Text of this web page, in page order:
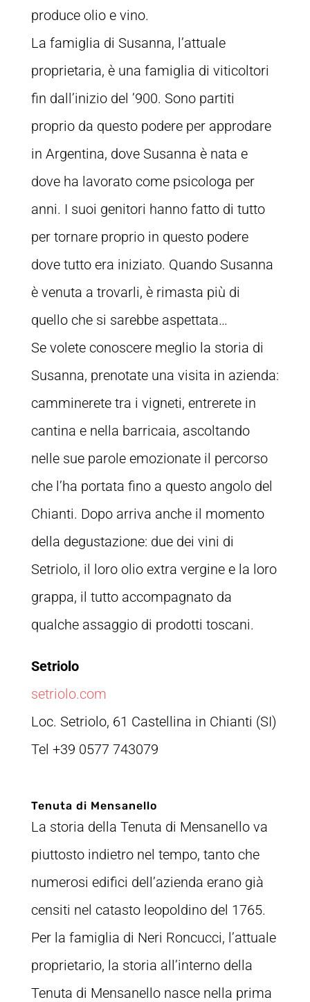
produce olio e vino.
La famiglia di Susanna, l’attuale
proprietaria, è una famiglia di viticoltori
fin dall’inizio del ’900. Sono partiti
proprio da questo podere per approdare
in Argentina, dove Susanna è nata e
dove ha lavorato come psicologa per
anni. I suoi genitori hanno fatto di tutto
per tornare proprio in questo podere
dove tutto era iniziato. Quando Susanna
è venuta a trovarli, è rimasta più di
quello che si sarebbe aspettata…
Se volete conoscere meglio la storia di
Susanna, prenotate una visita in azienda:
camminerete tra i vigneti, entrerete in
cantina e nella barricaia, ascoltando
nelle sue parole emozionate il percorso
che l’ha portata fino a questo angolo del
Chianti. Dopo arriva anche il momento
della degustazione: due dei vini di
Setriolo, il loro olio extra vergine e la loro
grappa, il tutto accompagnato da
qualche assaggio di prodotti toscani.
Setriolo
setriolo.com
Loc. Setriolo, 61 Castellina in Chianti (SI)
Tel +39 0577 743079
Tenuta di Mensanello
La storia della Tenuta di Mensanello va
piuttosto indietro nel tempo, tanto che
numerosi edifici dell’azienda erano già
censiti nel catasto leopoldino del 1765.
Per la famiglia di Neri Roncucci, l’attuale
proprietario, la storia all’interno della
Tenuta di Mensanello nasce nella prima